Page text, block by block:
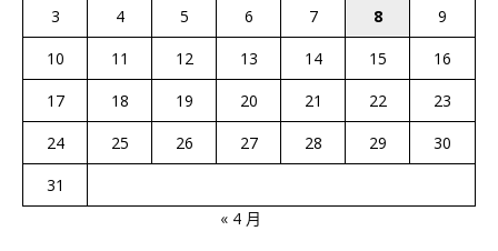
3
4 5 6 7 8
9
10
11 12 13 14 15
16
17
18 19 20 21 22
23
24
25 26 27 28 29
30
31
« 4 月